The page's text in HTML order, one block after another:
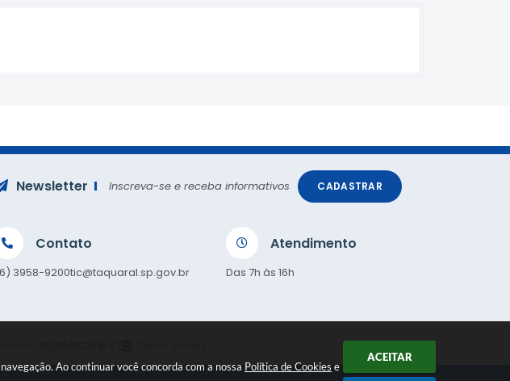
Ao continuar você concorda com a nossa Política de Cookies e
ACEITAR
Contato
3958-9200tic@taquaral.sp.gov.br
Atendimento
Das 7h às 16h
Newsletter Inscreva-se e receba informativos CADASTRAR